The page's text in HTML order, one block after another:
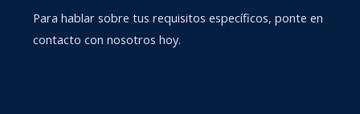
Para hablar sobre tus requisitos específicos, ponte en
contacto con nosotros hoy.